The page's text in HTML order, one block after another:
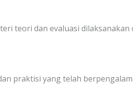
teori dan evaluasi
praktisi yang telah